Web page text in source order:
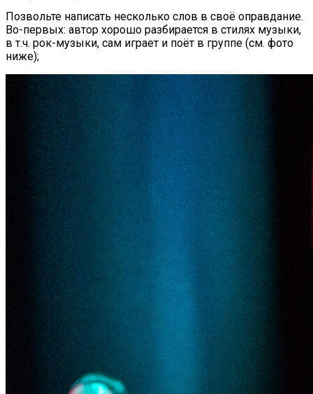
Позвольте написать несколько слов в своё оправдание.
Во-первых: автор хорошо разбирается в стилях музыки,
в т.ч. рок-музыки, сам играет и поёт в группе (см. фото
ниже);